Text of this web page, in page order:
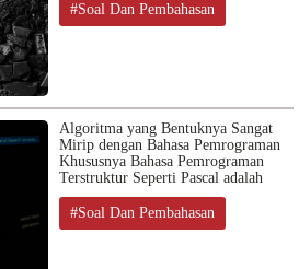
#Soal Dan Pembahasan
Algoritma yang Bentuknya Sangat
Mirip dengan Bahasa Pemrograman
Khususnya Bahasa Pemrograman
Terstruktur Seperti Pascal adalah
#Soal Dan Pembahasan